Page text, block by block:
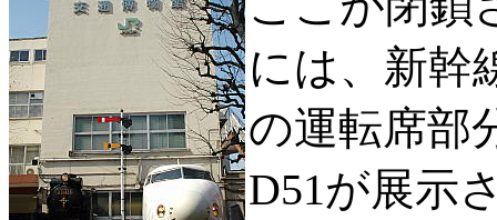
には、新幹
の運転席部
D51が展示